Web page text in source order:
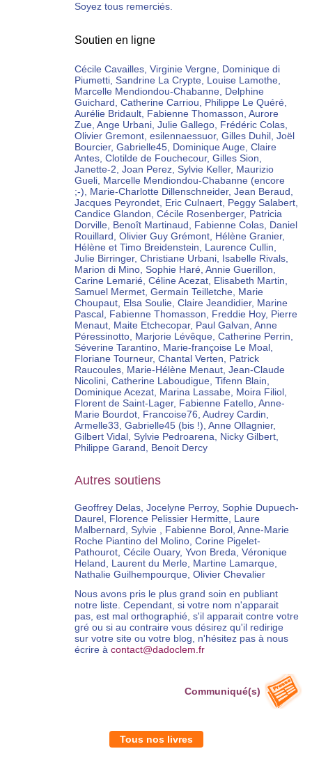
Soyez tous remerciés.
Soutien en ligne
Cécile Cavailles, Virginie Vergne, Dominique di
Piumetti, Sandrine La Crypte, Louise Lamothe,
Marcelle Mendiondou-Chabanne, Delphine
Guichard, Catherine Carriou, Philippe Le Quéré,
Aurélie Bridault, Fabienne Thomasson, Aurore
Zue, Ange Urbani, Julie Gallego, Frédéric Colas,
Olivier Gremont, esilennaessuor, Gilles Duhil, Joël
Bourcier, Gabrielle45, Dominique Auge, Claire
Antes, Clotilde de Fouchecour, Gilles Sion,
Janette-2, Joan Perez, Sylvie Keller, Maurizio
Gueli, Marcelle Mendiondou-Chabanne (encore
;-), Marie-Charlotte Dillenschneider, Jean Beraud,
Jacques Peyrondet, Eric Culnaert, Peggy Salabert,
Candice Glandon, Cécile Rosenberger, Patricia
Dorville, Benoît Martinaud, Fabienne Colas, Daniel
Rouillard, Olivier Guy Grémont, Hélène Granier,
Hélène et Timo Breidenstein, Laurence Cullin,
Julie Birringer, Christiane Urbani, Isabelle Rivals,
Marion di Mino, Sophie Haré, Annie Guerillon,
Carine Lemarié, Céline Acezat, Elisabeth Martin,
Samuel Mermet, Germain Teilletche, Marie
Choupaut, Elsa Soulie, Claire Jeandidier, Marine
Pascal, Fabienne Thomasson, Freddie Hoy, Pierre
Menaut, Maite Etchecopar, Paul Galvan, Anne
Péressinotto, Marjorie Lévêque, Catherine Perrin,
Séverine Tarantino, Marie-françoise Le Moal,
Floriane Tourneur, Chantal Verten, Patrick
Raucoules, Marie-Hélène Menaut, Jean-Claude
Nicolini, Catherine Laboudigue, Tifenn Blain,
Dominique Acezat, Marina Lassabe, Moira Filiol,
Florent de Saint-Lager, Fabienne Fatello, Anne-
Marie Bourdot, Francoise76, Audrey Cardin,
Armelle33, Gabrielle45 (bis !), Anne Ollagnier,
Gilbert Vidal, Sylvie Pedroarena, Nicky Gilbert,
Philippe Garand, Benoit Dercy
Autres soutiens
Geoffrey Delas, Jocelyne Perroy, Sophie Dupuech-
Daurel, Florence Pelissier Hermitte, Laure
Malbernard, Sylvie , Fabienne Borol, Anne-Marie
Roche Piantino del Molino, Corine Pigelet-
Pathourot, Cécile Ouary, Yvon Breda, Véronique
Heland, Laurent du Merle, Martine Lamarque,
Nathalie Guilhempourque, Olivier Chevalier
Nous avons pris le plus grand soin en publiant
notre liste. Cependant, si votre nom n'apparait
pas, est mal orthographié, s'il apparait contre votre
gré ou si au contraire vous désirez qu'il redirige
sur votre site ou votre blog, n'hésitez pas à nous
écrire àcontact@dadoclem.fr
Communiqué(s)
Tous nos livres